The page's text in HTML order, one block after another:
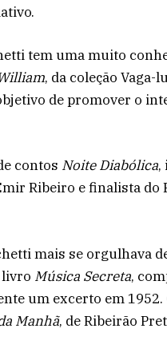
tem uma muito
, da coleção Vaga-
de promover o
contos Noite Diabólica,
Ribeiro e finalista do
mais se orgulhava
livro Música Secreta,
um excerto em
Manhã, de Ribeirão